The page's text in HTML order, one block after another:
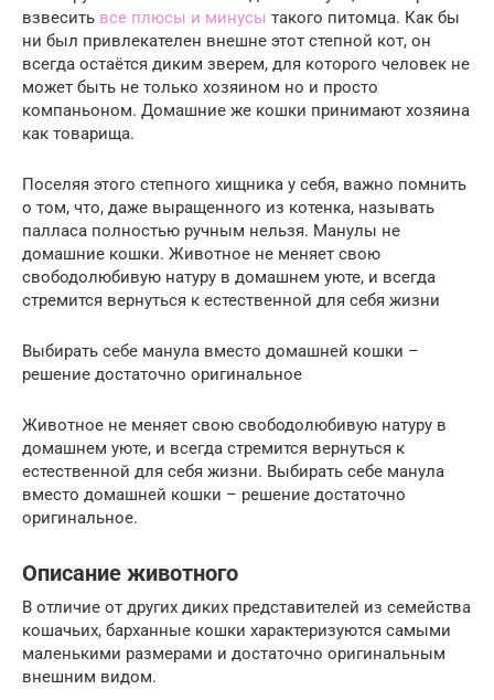
взвесить все плюсы и минусы такого питомца. Как бы
ни был привлекателен внешне этот степной кот, он
всегда остаётся диким зверем, для которого человек не
может быть не только хозяином но и просто
компаньоном. Домашние же кошки принимают хозяина
как товарища.
Поселяя этого степного хищника у себя, важно помнить
о том, что, даже выращенного из котенка, называть
палласа полностью ручным нельзя. Манулы не
домашние кошки. Животное не меняет свою
свободолюбивую натуру в домашнем уюте, и всегда
стремится вернуться к естественной для себя жизни
Выбирать себе манула вместо домашней кошки –
решение достаточно оригинальное
Животное не меняет свою свободолюбивую натуру в
домашнем уюте, и всегда стремится вернуться к
естественной для себя жизни. Выбирать себе манула
вместо домашней кошки – решение достаточно
оригинальное.
Описание животного
В отличие от других диких представителей из семейства
кошачьих, барханные кошки характеризуются самыми
маленькими размерами и достаточно оригинальным
внешним видом.